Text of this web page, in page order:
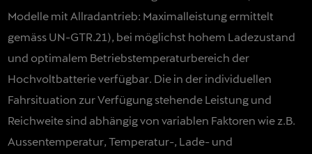
Modelle mit Allradantrieb: Maximalleistung ermittelt
gemäss UN-GTR.21), bei möglichst hohem Ladezustand
und optimalem Betriebstemperaturbereich der
Hochvoltbatterie verfügbar. Die in der individuellen
Fahrsituation zur Verfügung stehende Leistung und
Reichweite sind abhängig von variablen Faktoren wie z.B.
Aussentemperatur, Temperatur-, Lade- und